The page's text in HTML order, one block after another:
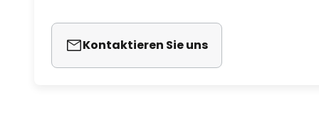
Kontaktieren Sie uns